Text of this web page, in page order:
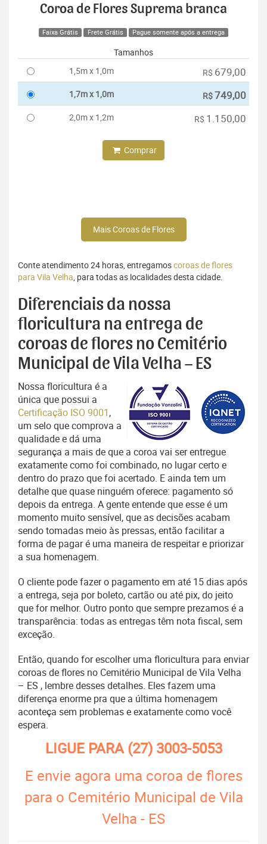
Coroa de Flores Suprema branca
Faixa Grátis Frete Grátis Pague somente após a entrega
Tamanhos
1,5m x 1,0m
R$ 679,00
1,7m x 1,0m R$749,00
2,0m x 1,2m R$ 1.150,00
Comprar
Mais Coroas de Flores
Conte atendimento 24 horas, entregamoscoroas de flores
para Vila Velha, para todas as localidades desta cidade.
Diferenciais da nossa
floricultura na entrega de
coroas de flores no Cemitério
Municipal de Vila Velha – ES
Nossa floricultura é a
única que possui a
Certificação ISO 9001,
um selo que comprova a
qualidade e dá uma
segurança a mais de que a coroa vai ser entregue
exatamente como foi combinado, no lugar certo e
dentro do prazo que foi acertado. E ainda tem um
detalhe que quase ninguém oferece: pagamento só
depois da entrega. A gente entende que esse é um
momento muito sensível, que as decisões acabam
sendo tomadas meio às pressas, então facilitar a
forma de pagar é uma maneira de respeitar e priorizar
a sua homenagem.
O cliente pode fazer o pagamento em até 15 dias após
a entrega, seja por boleto, cartão ou até pix, do jeito
que for melhor. Outro ponto que sempre prezamos é a
transparência: todas as entregas têm nota fiscal, sem
exceção.
Então, quando for escolher uma floricultura para enviar
coroas de flores no Cemitério Municipal de Vila Velha
– ES , lembre desses detalhes. Eles fazem uma
diferença enorme pra que a última homenagem
aconteça sem problemas e exatamente como você
espera.
LIGUE PARA(27) 3003-5053
E envie agora uma coroa de flores
para o Cemitério Municipal de Vila
Velha - ES